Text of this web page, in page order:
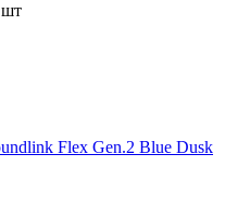
шт
Flex Gen.2 Blue Dusk